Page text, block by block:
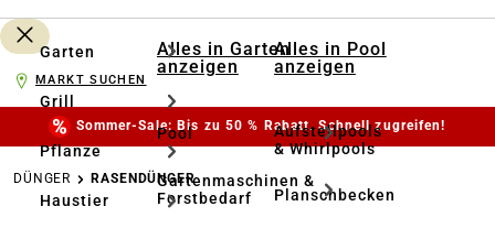
Garten
Grill
Pflanze
Haustier
Alles in Garten
anzeigen
Pool
Gartenmaschinen &
Forstbedarf
Alles in Pool
anzeigen
Aufstellpools
& Whirlpools
Planschbecken
MARKT SUCHEN
Sommer-Sale: Bis zu 50 % Rabatt. Schnell zugreifen!
DÜNGER RASENDÜNGER